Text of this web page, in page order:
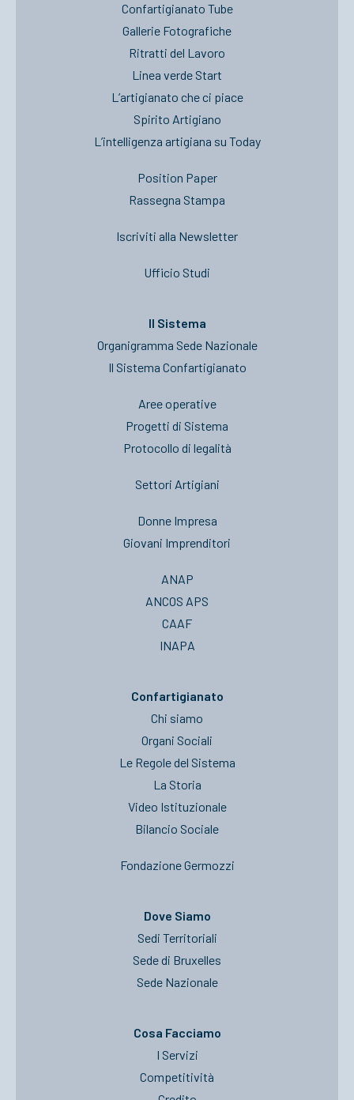
Confartigianato Tube
Gallerie Fotografiche
Ritratti del Lavoro
Linea verde Start
L’artigianato che ci piace
Spirito Artigiano
L’intelligenza artigiana su Today
Position Paper
Rassegna Stampa
Iscriviti alla Newsletter
Ufficio Studi
Il Sistema
Organigramma Sede Nazionale
Il Sistema Confartigianato
Aree operative
Progetti di Sistema
Protocollo di legalità
Settori Artigiani
Donne Impresa
Giovani Imprenditori
ANAP
ANCOS APS
CAAF
INAPA
Confartigianato
Chi siamo
Organi Sociali
Le Regole del Sistema
La Storia
Video Istituzionale
Bilancio Sociale
Fondazione Germozzi
Dove Siamo
Sedi Territoriali
Sede di Bruxelles
Sede Nazionale
Cosa Facciamo
I Servizi
Competitività